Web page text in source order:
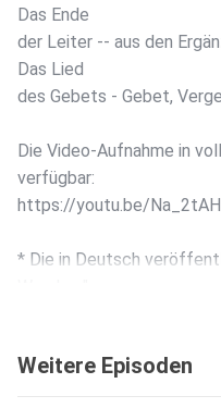
Das Ende
der Leiter -- aus den
Das Lied
des Gebets - Gebet,
Die Video-Aufnahme in
verfügbar:
https://youtu.be/
* Die in Deutsch
dieser Plattform
Weitere Episoden